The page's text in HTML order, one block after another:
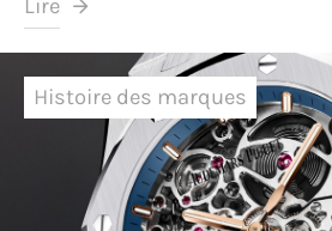
Lire
Histoire des marques